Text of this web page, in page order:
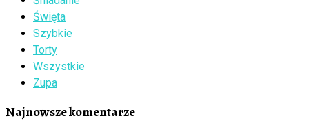
Święta
Szybkie
Torty
Wszystkie
Zupa
Najnowsze komentarze